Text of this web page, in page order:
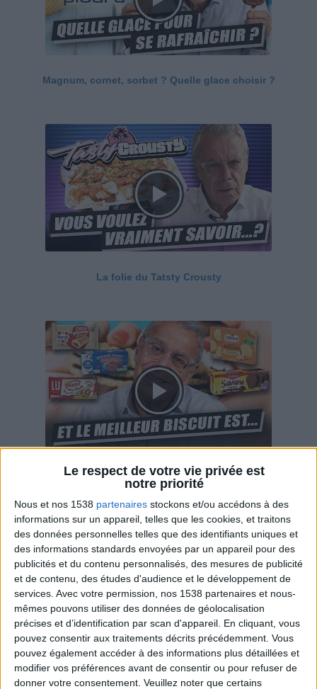
Le respect de votre vie privée est
notre priorité
Nous et nos 1538 partenaires stockons et/ou accédons à des
informations sur un appareil, telles que les cookies, et traitons
des données personnelles telles que des identifiants uniques et
des informations standards envoyées par un appareil pour des
publicités et du contenu personnalisés, des mesures de publicité
et de contenu, des études d'audience et le développement de
services. Avec votre permission, nos 1538 partenaires et nous-
mêmes pouvons utiliser des données de géolocalisation
précises et d’identification par scan d'appareil. En cliquant, vous
pouvez consentir aux traitements décrits précédemment. Vous
pouvez également accéder à des informations plus détaillées et
modifier vos préférences avant de consentir ou pour refuser de
donner votre consentement. Veuillez noter que certains
Magnum, cornet, sorbet ? Quelle glace choisir ?
La folie du Tatsty Crousty
Savane, LU, Pepito, Harrys... Que valent vraiment
ces gâteaux ?
Webinaires en direct Voir tout